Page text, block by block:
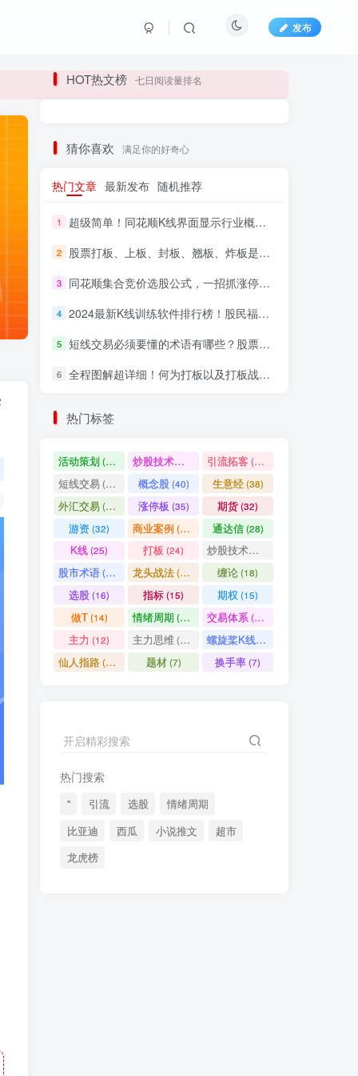
发布
新各大精品创业项目！
HOT热文榜 七日阅读量排名
猜你喜欢 满足你的好奇心
热门文章 最新发布 随机推荐
1 超级简单！同花顺K线界面显示行业概念指标代码图解
2 股票打板、上板、封板、翘板、炸板是什么意思？炒股你必须懂的暗语！
3 同花顺集合竞价选股公式，一招抓涨停让你秒变打板高手！
4 2024最新K线训练软件排行榜！股民福利，十款专业分析工具全揭秘！
5 短线交易必须要懂的术语有哪些？股票分时水上、水下是什么意思？
6 全程图解超详细！何为打板以及打板战法的精髓
热门标签
活动策划(49) 炒股技术指标 (48)引流拓客(46)
短线交易 (40) 概念股(40) 生意经(38)
外汇交易(37) 涨停板 (35) 期货(32)
游资 (32) 商业案例 (30) 通达信(28)
K线(25) 打板 (24) 炒股技术形态
股市术语(21) 龙头战法(20) 缠论(18)
选股(16) 指标(15) 期权 (15)
做T(14) 情绪周期 (14) 交易体系(12)
主力 (12) 主力思维 (12) 螺旋桨K线
(11)
仙人指路(10) 题材(7) 换手率(7)
开启精彩搜索
热门搜索
" 引流 选股
情绪周期
比亚迪
西瓜 小说推文
超市
龙虎榜
登录 注册
七日阅读量排名
满足你的好奇心
热门文章 最新发布 随机推荐
1 超级简单！同花顺K线界面显示行业概念指标代码图解
2 股票打板、上板、封板、翘板、炸板是什么意思？炒股你必须懂的暗语！
短线交易必须要懂的术语有哪些？股票分时水上、水下是什么意思？
6 全程图解超详细！何为打板以及打板战法的精髓